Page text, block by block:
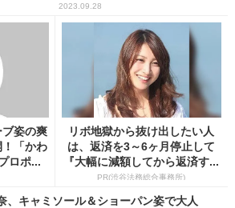
2023.09.28
姿の爽
「かわ
ロポ...
リボ地獄から抜け出したい人
は、返済を3～6ヶ月停止して
『大幅に減額してから返済す...
PR(渋谷法務総合事務所)
、キャミソール＆ショーパン姿で大人